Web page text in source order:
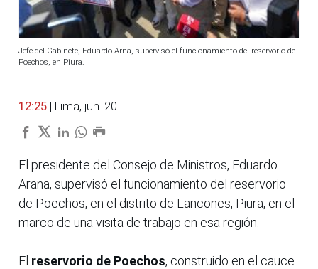
Jefe del Gabinete, Eduardo Arna, supervisó el funcionamiento del reservorio de
Poechos, en Piura.
12:25 | Lima, jun. 20.
El presidente del Consejo de Ministros, Eduardo
Arana, supervisó el funcionamiento del reservorio
de Poechos, en el distrito de Lancones, Piura, en el
marco de una visita de trabajo en esa región.
El reservorio de Poechos, construido en el cauce